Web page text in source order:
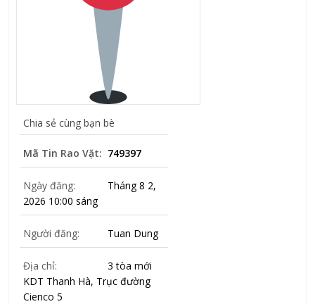
Chia sẻ cùng bạn bè
Mã Tin Rao Vặt: 749397
Ngày đăng:
Tháng 8 2,
2026 10:00 sáng
Người đăng: Tuan Dung
Địa chỉ:
3 tòa mới
KDT Thanh Hà, Trục đường
Cienco 5